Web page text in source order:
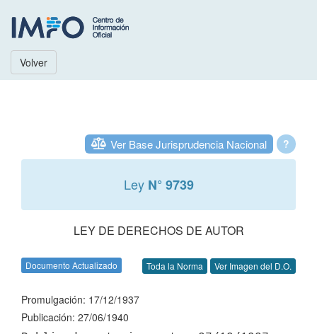
Volver
?
Ver Base Jurisprudencia Nacional
Ley N° 9739
LEY DE DERECHOS DE AUTOR
Documento Actualizado Toda la Norma Ver Imagen del D.O.
Promulgación: 17/12/1937
Publicación: 27/06/1940